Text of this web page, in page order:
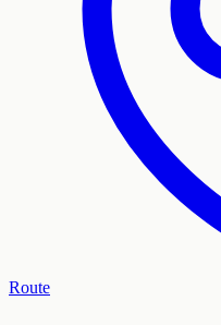
Route